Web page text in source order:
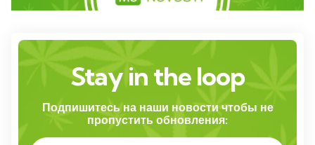
Stay in the loop
Подпишитесь на наши новости чтобы не
пропустить обновления: